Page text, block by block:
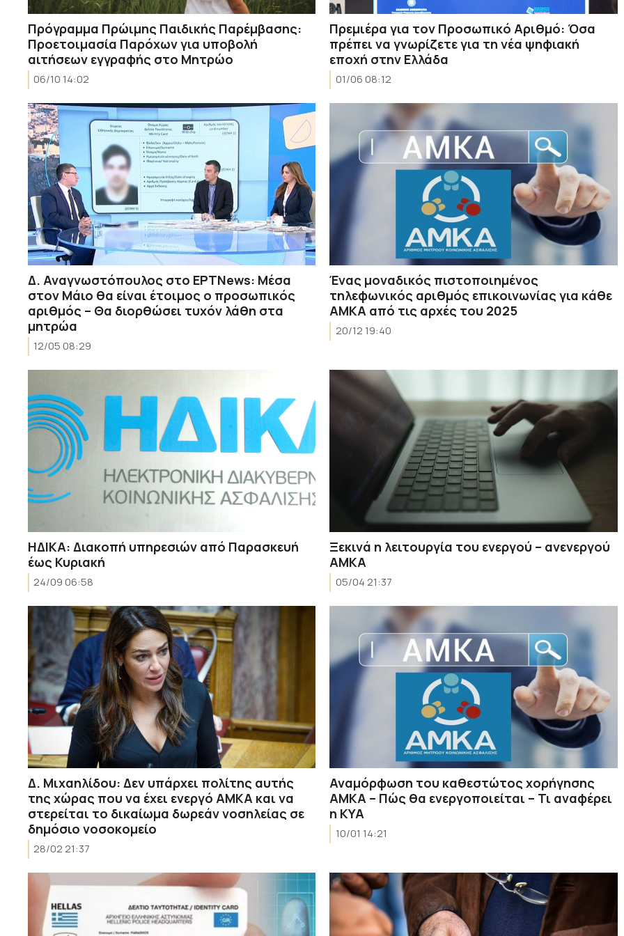
Πρόγραμμα Πρώιμης Παιδικής Παρέμβασης:
Προετοιμασία Παρόχων για υποβολή
αιτήσεων εγγραφής στο Μητρώο
06/10 14:02
Πρεμιέρα για τον Προσωπικό Αριθμό: Όσα
πρέπει να γνωρίζετε για τη νέα ψηφιακή
εποχή στην Ελλάδα
01/06 08:12
Δ. Αναγνωστόπουλος στο ΕΡΤΝews: Μέσα
στον Μάιο θα είναι έτοιμος ο προσωπικός
αριθμός – Θα διορθώσει τυχόν λάθη στα
μητρώα
12/05 08:29
Ένας μοναδικός πιστοποιημένος
τηλεφωνικός αριθμός επικοινωνίας για κάθε
ΑΜΚΑ από τις αρχές του 2025
20/12 19:40
ΗΔΙΚΑ: Διακοπή υπηρεσιών από Παρασκευή
έως Κυριακή
24/09 06:58
Ξεκινά η λειτουργία του ενεργού – ανενεργού
ΑΜΚΑ
05/04 21:37
Δ. Μιχαηλίδου: Δεν υπάρχει πολίτης αυτής
της χώρας που να έχει ενεργό ΑΜΚΑ και να
στερείται το δικαίωμα δωρεάν νοσηλείας σε
δημόσιο νοσοκομείο
28/02 21:37
Αναμόρφωση του καθεστώτος χορήγησης
ΑΜΚΑ – Πώς θα ενεργοποιείται – Τι αναφέρει
η ΚΥΑ
10/01 14:21